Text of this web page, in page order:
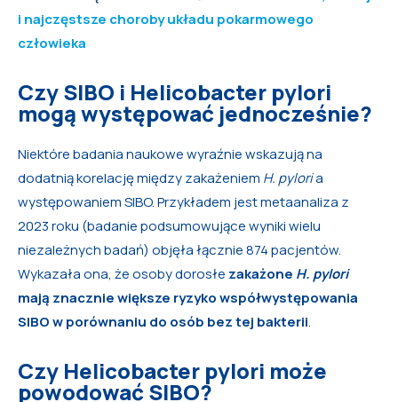
i najczęstsze choroby układu pokarmowego
człowieka
Czy SIBO i Helicobacter pylori
mogą występować jednocześnie?
Niektóre badania naukowe wyraźnie wskazują na
dodatnią korelację między zakażeniem H. pyloria
występowaniem SIBO. Przykładem jest metaanaliza z
2023 roku (badanie podsumowujące wyniki wielu
niezależnych badań) objęła łącznie 874 pacjentów.
Wykazała ona, że osoby dorosłe zakażone H. pylori
mają znacznie większe ryzyko współwystępowania
SIBO w porównaniu do osób bez tej bakterii.
Czy Helicobacter pylori może
powodować SIBO?